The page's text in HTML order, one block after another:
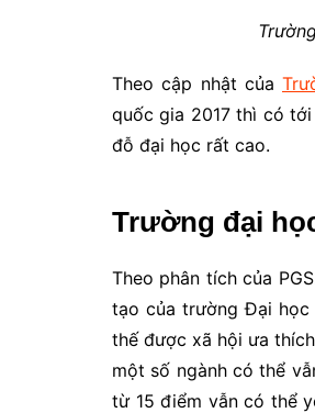
Theo cập nhật của
quốc gia 2017 thì có
đỗ đại học rất cao.
Trường đại
Theo phân tích của
tạo của trường Đại học
thế được xã hội ưa
một số ngành có thể
từ 15 điểm vẫn có thể